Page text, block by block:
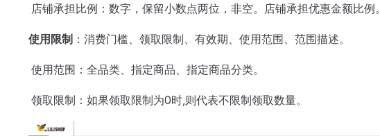
​ 店铺承担比例：数字，保留小数点两位，非空。店铺承担优惠金额比例。
使用限制 ：消费门槛、领取限制、有效期、使用范围、范围描述。
​ 使用范围：全品类、指定商品、指定商品分类。
​ 领取限制：如果领取限制为0时,则代表不限制领取数量。